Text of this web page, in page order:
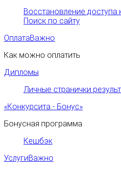
Восстановление доступа
Поиск по сайту
ОплатаВажно
Как можно оплатить
Дипломы
Личные странички
«Конкурсита - Бонус»
Бонусная программа
Кешбэк
УслугиВажно